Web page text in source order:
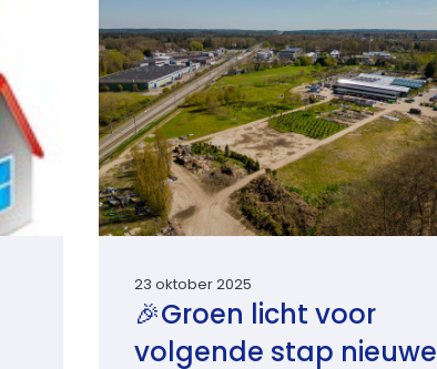
23 oktober 2025
🎉Groen licht voor
volgende stap nieuwe